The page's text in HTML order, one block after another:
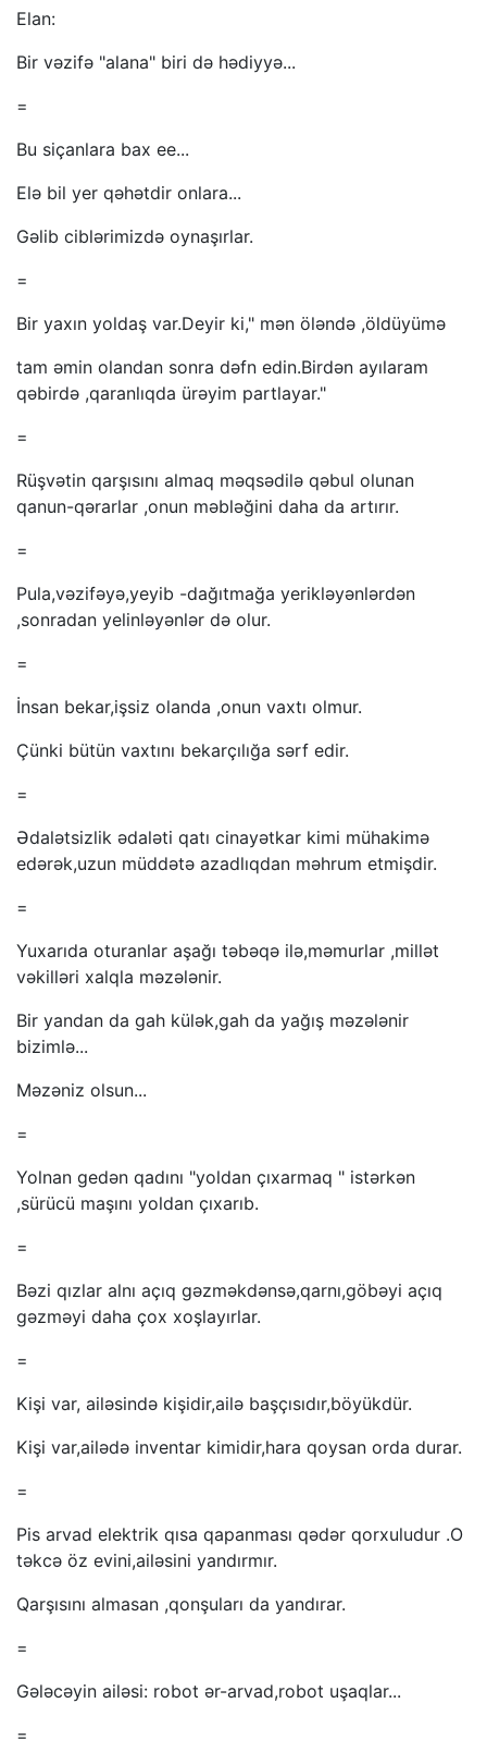
Elan:
Bir vəzifə "alana" biri də hədiyyə...
=
Bu siçanlara bax ee...
Elə bil yer qəhətdir onlara...
Gəlib ciblərimizdə oynaşırlar.
=
Bir yaxın yoldaş var.Deyir ki," mən öləndə ,öldüyümə
tam əmin olandan sonra dəfn edin.Birdən ayılaram
qəbirdə ,qaranlıqda ürəyim partlayar."
=
Rüşvətin qarşısını almaq məqsədilə qəbul olunan
qanun-qərarlar ,onun məbləğini daha da artırır.
=
Pula,vəzifəyə,yeyib -dağıtmağa yerikləyənlərdən
,sonradan yelinləyənlər də olur.
=
İnsan bekar,işsiz olanda ,onun vaxtı olmur.
Çünki bütün vaxtını bekarçılığa sərf edir.
=
Ədalətsizlik ədaləti qatı cinayətkar kimi mühakimə
edərək,uzun müddətə azadlıqdan məhrum etmişdir.
=
Yuxarıda oturanlar aşağı təbəqə ilə,məmurlar ,millət
vəkilləri xalqla məzələnir.
Bir yandan da gah külək,gah da yağış məzələnir
bizimlə...
Məzəniz olsun...
=
Yolnan gedən qadını "yoldan çıxarmaq " istərkən
,sürücü maşını yoldan çıxarıb.
=
Bəzi qızlar alnı açıq gəzməkdənsə,qarnı,göbəyi açıq
gəzməyi daha çox xoşlayırlar.
=
Kişi var, ailəsində kişidir,ailə başçısıdır,böyükdür.
Kişi var,ailədə inventar kimidir,hara qoysan orda durar.
=
Pis arvad elektrik qısa qapanması qədər qorxuludur .O
təkcə öz evini,ailəsini yandırmır.
Qarşısını almasan ,qonşuları da yandırar.
=
Gələcəyin ailəsi: robot ər-arvad,robot uşaqlar...
=